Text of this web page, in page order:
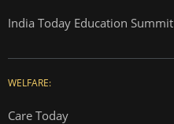
India Today Education Summit
WELFARE:
Care Today